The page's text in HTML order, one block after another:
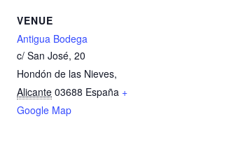
VENUE
Antigua Bodega
c/ San José, 20
Hondón de las Nieves,
Alicante 03688 España +
Google Map